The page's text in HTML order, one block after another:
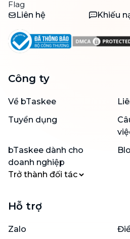
Liên hệ Khiếu
Công ty
Về bTaskee
Tuyển dụng
bTaskee dành cho
doanh nghiệp
Trở thành đối tác
Hỗ trợ
Zalo